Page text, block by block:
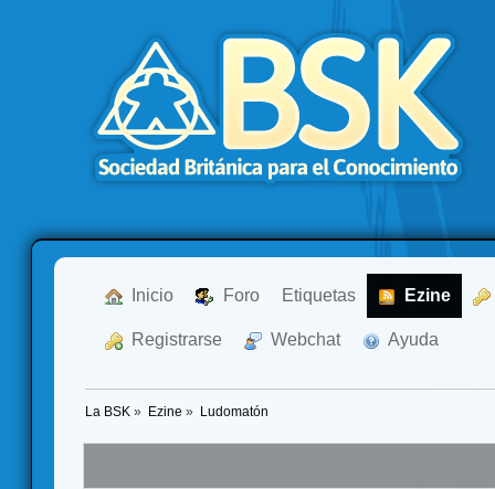
Inicio Foro Etiquetas Ezine
Registrarse Webchat Ayuda
La BSK » Ezine » Ludomatón